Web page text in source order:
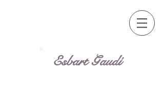
Esbart Gaudí